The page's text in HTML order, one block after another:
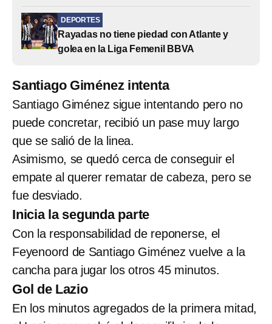
DEPORTES
Rayadas no tiene piedad con Atlante y
golea en la Liga Femenil BBVA
Santiago Giménez intenta
Santiago Giménez sigue intentando pero no
puede concretar, recibió un pase muy largo
que se salió de la linea.
Asimismo, se quedó cerca de conseguir el
empate al querer rematar de cabeza, pero se
fue desviado.
Inicia la segunda parte
Con la responsabilidad de reponerse, el
Feyenoord de Santiago Giménez vuelve a la
cancha para jugar los otros 45 minutos.
Gol de Lazio
En los minutos agregados de la primera mitad,